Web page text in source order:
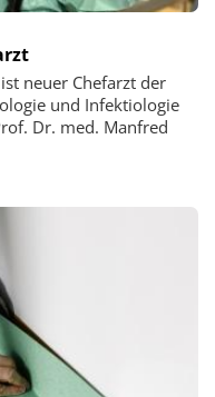
neuer Chefarzt der
und Infektiologie
Dr. med. Manfred